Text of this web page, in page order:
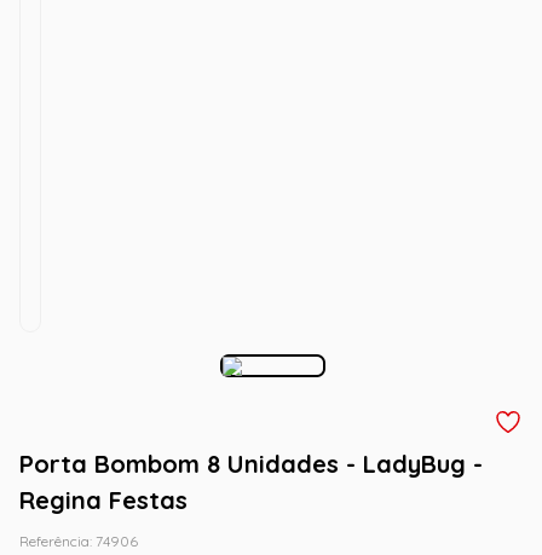
Porta Bombom 8 Unidades - LadyBug -
Regina Festas
Referência: 74906